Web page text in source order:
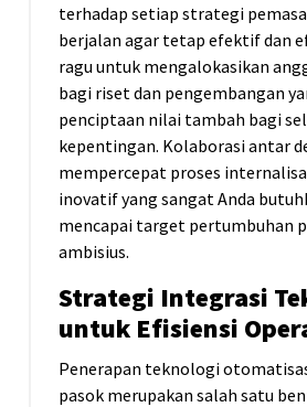
terhadap setiap strategi
berjalan agar tetap efektif dan
ragu untuk mengalokasikan
bagi riset dan pengembangan
penciptaan nilai tambah bagi
kepentingan. Kolaborasi antar
mempercepat proses
inovatif yang sangat Anda
mencapai target pertumbuhan
ambisius.
Strategi Integrasi
untuk Efisiensi
Penerapan teknologi
pasok merupakan salah satu